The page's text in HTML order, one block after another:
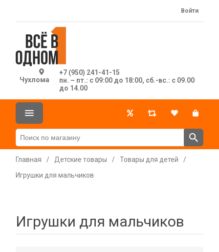
Чухлома
+7 (950) 241-41-15
пн. – пт.: с 09:00 до 18:00, сб.-вс.: с 09.00
до 14.00
Войти
Главная / Детские товары / Товары для детей
/
Игрушки для мальчиков
Игрушки для мальчиков